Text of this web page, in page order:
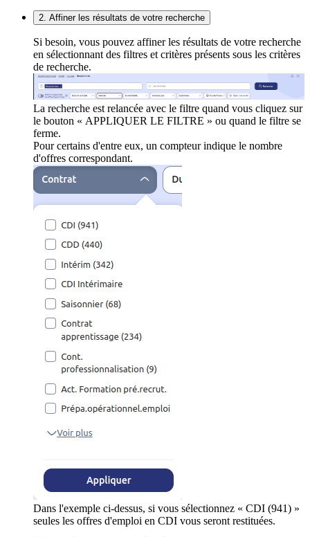
2. Affiner les résultats de votre recherche
Si besoin, vous pouvez affiner les résultats de votre recherche
en sélectionnant des filtres et critères présents sous les critères
de recherche.
La recherche est relancée avec le filtre quand vous cliquez sur
le bouton « APPLIQUER LE FILTRE » ou quand le filtre se
ferme.
Pour certains d'entre eux, un compteur indique le nombre
d'offres correspondant.
Dans l'exemple ci-dessus, si vous sélectionnez « CDI (941) »
seules les offres d'emploi en CDI vous seront restituées.